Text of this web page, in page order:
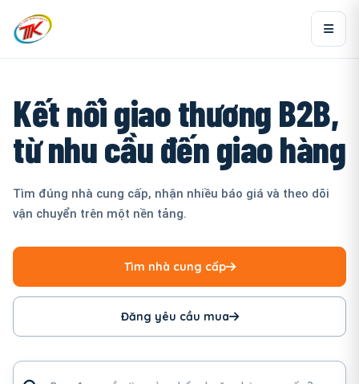
Kết nối giao thương B2B,
từ nhu cầu đến giao hàng
Tìm đúng nhà cung cấp, nhận nhiều báo giá và theo dõi
vận chuyển trên một nền tảng.
Tìm nhà cung cấp
Đăng yêu cầu mua